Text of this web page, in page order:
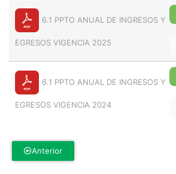
6.1 PPTO ANUAL DE INGRESOS Y
EGRESOS VIGENCIA 2025
6.1 PPTO ANUAL DE INGRESOS Y
EGRESOS VIGENCIA 2024
Anterior